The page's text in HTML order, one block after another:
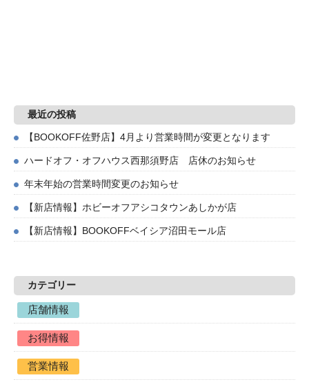
最近の投稿
【BOOKOFF佐野店】4月より営業時間が変更となります
ハードオフ・オフハウス西那須野店 店休のお知らせ
年末年始の営業時間変更のお知らせ
【新店情報】ホビーオフアシコタウンあしかが店
【新店情報】BOOKOFFベイシア沼田モール店
カテゴリー
店舗情報
お得情報
営業情報